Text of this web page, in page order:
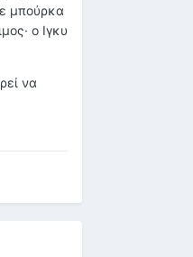
μπούρκα
ο Ιγκυ
να